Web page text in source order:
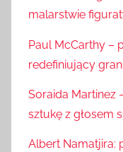
malarstwie
Paul McCarthy –
redefiniujący
Soraida Martinez
sztukę z głosem
Albert Namatjira: